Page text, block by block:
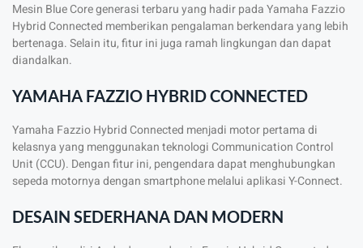
Mesin Blue Core generasi terbaru yang hadir pada Yamaha Fazzio
Hybrid Connected memberikan pengalaman berkendara yang lebih
bertenaga. Selain itu, fitur ini juga ramah lingkungan dan dapat
diandalkan.
YAMAHA FAZZIO HYBRID CONNECTED
Yamaha Fazzio Hybrid Connected menjadi motor pertama di
kelasnya yang menggunakan teknologi Communication Control
Unit (CCU). Dengan fitur ini, pengendara dapat menghubungkan
sepeda motornya dengan smartphone melalui aplikasi Y-Connect.
DESAIN SEDERHANA DAN MODERN